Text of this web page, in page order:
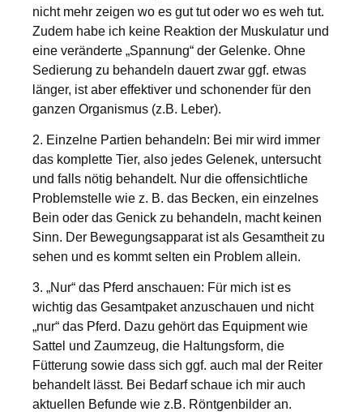
nicht mehr zeigen wo es gut tut oder wo es weh tut.
Zudem habe ich keine Reaktion der Muskulatur und
eine veränderte „Spannung“ der Gelenke. Ohne
Sedierung zu behandeln dauert zwar ggf. etwas
länger, ist aber effektiver und schonender für den
ganzen Organismus (z.B. Leber).
2. Einzelne Partien behandeln: Bei mir wird immer
das komplette Tier, also jedes Gelenek, untersucht
und falls nötig behandelt. Nur die offensichtliche
Problemstelle wie z. B. das Becken, ein einzelnes
Bein oder das Genick zu behandeln, macht keinen
Sinn. Der Bewegungsapparat ist als Gesamtheit zu
sehen und es kommt selten ein Problem allein.
3. „Nur“ das Pferd anschauen: Für mich ist es
wichtig das Gesamtpaket anzuschauen und nicht
„nur“ das Pferd. Dazu gehört das Equipment wie
Sattel und Zaumzeug, die Haltungsform, die
Fütterung sowie dass sich ggf. auch mal der Reiter
behandelt lässt. Bei Bedarf schaue ich mir auch
aktuellen Befunde wie z.B. Röntgenbilder an.